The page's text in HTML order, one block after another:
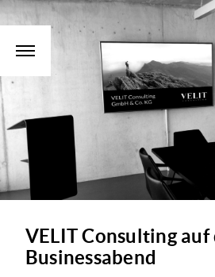
VELIT Consulting auf
Businessabend